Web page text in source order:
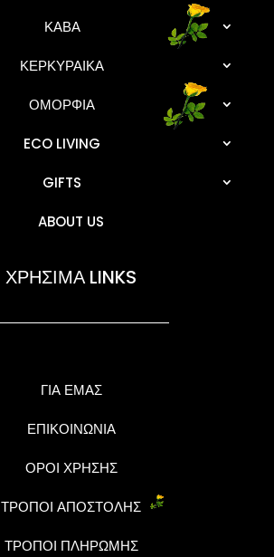
ΚΑΒΑ
ΚΕΡΚΥΡΑΙΚΑ
ΟΜΟΡΦΙΑ
ECO LIVING
GIFTS
ABOUT US
ΧΡΗΣΙΜΑ LINKS
ΓΙΑ ΕΜΑΣ
ΕΠΙΚΟΙΝΩΝΙΑ
ΟΡΟΙ ΧΡΗΣΗΣ
ΤΡΟΠΟΙ ΑΠΟΣΤΟΛΗΣ
ΤΡΟΠΟΙ ΠΛΗΡΩΜΗΣ